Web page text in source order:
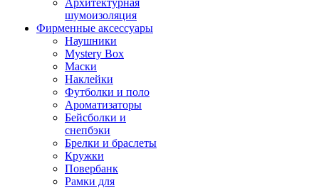
Архитектурная
шумоизоляция
Фирменные аксессуары
Наушники
Mystery Box
Маски
Наклейки
Футболки и поло
Ароматизаторы
Бейсболки и
снепбэки
Брелки и браслеты
Кружки
Повербанк
Рамки для